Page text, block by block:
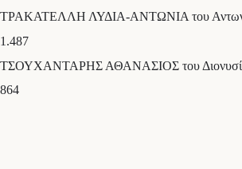
ΤΡΑΚΑΤΕΛΛΗ ΛΥΔΙΑ-ΑΝΤΩΝΙΑ του
1.487
ΤΣΟΥΧΑΝΤΑΡΗΣ ΑΘΑΝΑΣΙΟΣ του
864